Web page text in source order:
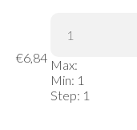
€6,84 Max:
Min: 1
Step: 1